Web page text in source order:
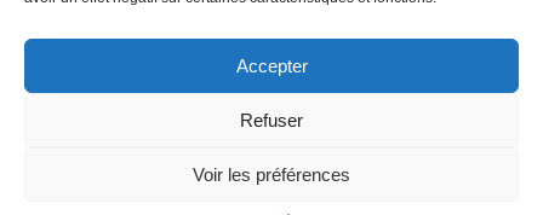
Accepter
Refuser
Voir les préférences
Principale
Linkedin Instagram
MENTIONS LÉGALES